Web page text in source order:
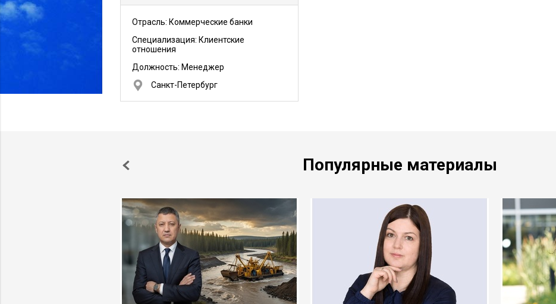
Отрасль: Коммерческие банки
Специализация: Клиентские
отношения
Должность: Менеджер
Санкт-Петербург
Популярные материалы